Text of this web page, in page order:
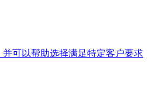
可以帮助选择满足特定客户要求